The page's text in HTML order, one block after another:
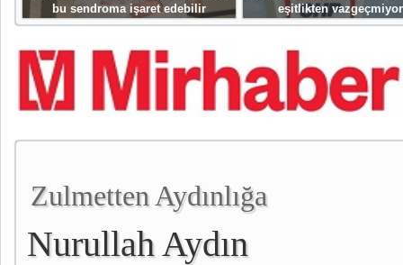
bu sendroma işaret edebilir
eşitlikten
Zulmetten Aydınlığa
Nurullah Aydın